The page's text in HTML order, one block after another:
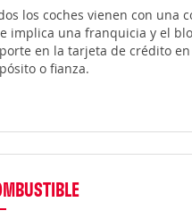
los coches vienen con una
implica una franquicia y el
en la tarjeta de crédito
o fianza.